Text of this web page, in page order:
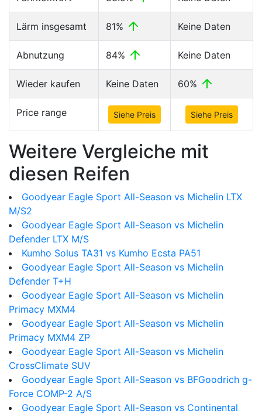
Lärm insgesamt 81% Keine Daten
Abnutzung 84% Keine Daten
Wieder kaufen Keine Daten 60%
Price range Siehe Preis Siehe Preis
Weitere Vergleiche mit
diesen Reifen
Goodyear Eagle Sport All-Season vs Michelin LTX
M/S2
Goodyear Eagle Sport All-Season vs Michelin
Defender LTX M/S
Kumho Solus TA31 vs Kumho Ecsta PA51
Goodyear Eagle Sport All-Season vs Michelin
Defender T+H
Goodyear Eagle Sport All-Season vs Michelin
Primacy MXM4
Goodyear Eagle Sport All-Season vs Michelin
Primacy MXM4 ZP
Goodyear Eagle Sport All-Season vs Michelin
CrossClimate SUV
Goodyear Eagle Sport All-Season vs BFGoodrich g-
Force COMP-2 A/S
Goodyear Eagle Sport All-Season vs Continental